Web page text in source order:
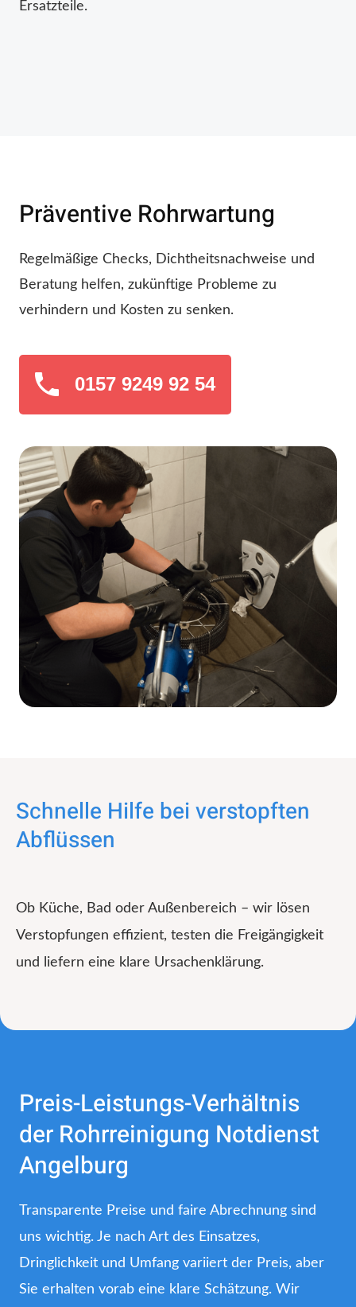
Ersatzteile.
Präventive Rohrwartung
Regelmäßige Checks, Dichtheitsnachweise und
Beratung helfen, zukünftige Probleme zu
verhindern und Kosten zu senken.
0157 9249 92 54
Schnelle Hilfe bei verstopften
Abflüssen
Ob Küche, Bad oder Außenbereich – wir lösen
Verstopfungen effizient, testen die Freigängigkeit
und liefern eine klare Ursachenklärung.
Preis-Leistungs-Verhältnis
der Rohrreinigung Notdienst
Angelburg
Transparente Preise und faire Abrechnung sind
uns wichtig. Je nach Art des Einsatzes,
Dringlichkeit und Umfang variiert der Preis, aber
Sie erhalten vorab eine klare Schätzung. Wir